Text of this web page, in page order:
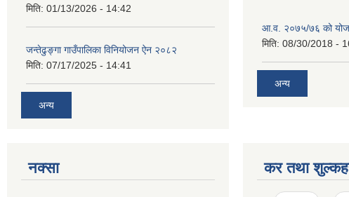
मिति: 01/13/2026 - 14:42
जन्तेढुङ्गा गाउँपालिका विनियोजन ऐन २०८२
मिति: 07/17/2025 - 14:41
अन्य
आ.व. २०७५/७६ को
मिति: 08/30/2018 -
अन्य
नक्सा कर तथा